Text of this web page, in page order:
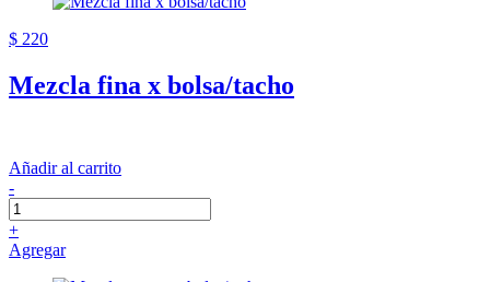
$ 220
Mezcla fina x bolsa/tacho
Añadir al carrito
-
+
Agregar